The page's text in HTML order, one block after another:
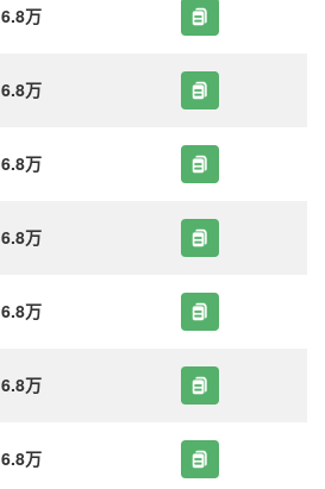
6.8万
6.8万
6.8万
6.8万
6.8万
6.8万
6.8万